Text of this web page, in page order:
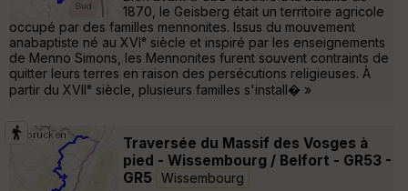
1870, le Geisberg était un territoire agricole
occupé par des familles mennonites. Issus du mouvement
anabaptiste né au XVIᵉ siècle et inspiré par les enseignements
de Menno Simons, les Mennonites furent souvent contraints de
quitter leurs terres en raison des persécutions religieuses. À
partir du XVIIᵉ siècle, plusieurs familles s'install� »
Traversée du Massif des Vosges à
pied - Wissembourg / Belfort - GR53 -
GR5
Wissembourg